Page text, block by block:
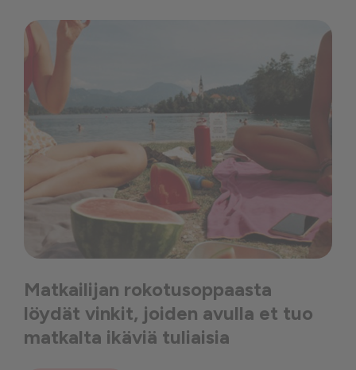
Matkailijan rokotusoppaasta
löydät vinkit, joiden avulla et tuo
matkalta ikäviä tuliaisia